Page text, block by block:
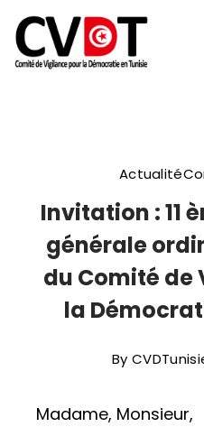
Skip
to
content
la
en
Actualité
Invitation : 11
générale
du Comité de
la
By
Madame, Monsieur,